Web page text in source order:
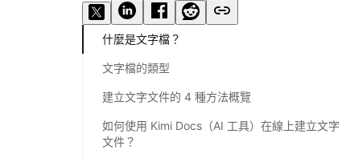
什麼是文字檔？
文字檔的類型
建立文字文件的 4 種方法概覽
如何使用 Kimi Docs（AI 工具）在線上建立文字
文件？